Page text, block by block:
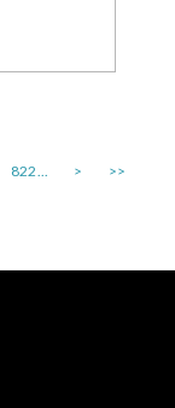
822... > >>